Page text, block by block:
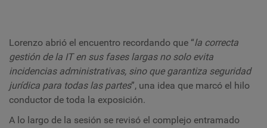
Lorenzo abrió el encuentro recordando que “la correcta
gestión de la IT en sus fases largas no solo evita
incidencias administrativas, sino que garantiza seguridad
jurídica para todas las partes”, una idea que marcó el hilo
conductor de toda la exposición.
A lo largo de la sesión se revisó el complejo entramado